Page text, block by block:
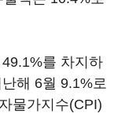
를 차지하
해 6월 9.1%로
물가지수(CPI)